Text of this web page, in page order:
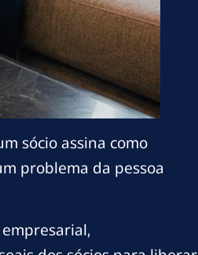
sócio assina como
problema da pessoa